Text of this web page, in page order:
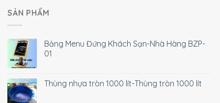
SẢN PHẨM
Bảng Menu Đứng Khách Sạn-Nhà Hàng BZP-
01
Thùng nhựa tròn 1000 lít-Thùng tròn 1000 lít